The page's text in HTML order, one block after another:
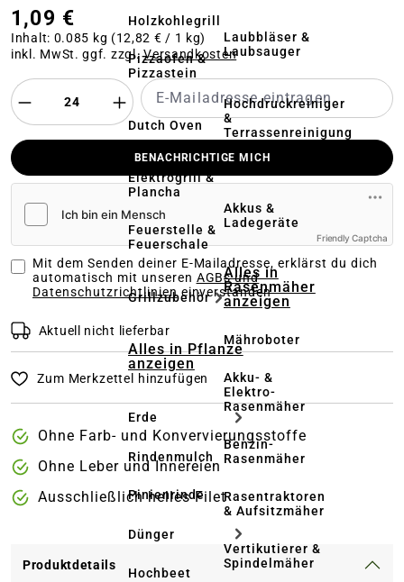
Holzkohlegrill
Pizzaofen &
Pizzastein
Dutch Oven
Elektrogrill &
Plancha
Feuerstelle &
Feuerschale
Grillzubehör
Alles in Pflanze
anzeigen
Erde
Rindenmulch
Pinienrinde
Dünger
Hochbeet
Laubbläser &
Laubsauger
Hochdruckreiniger
&
Terrassenreinigung
Akkus &
Ladegeräte
Alles in
Rasenmäher
anzeigen
Mähroboter
Akku- &
Elektro-
Rasenmäher
Benzin-
Rasenmäher
Rasentraktoren
& Aufsitzmäher
Vertikutierer &
Spindelmäher
1,09 €
Inhalt: 0.085 kg (12,82 € / 1 kg)
inkl. MwSt. ggf. zzgl.Versandkosten
BENACHRICHTIGE MICH
Friendly Captcha
Mit dem Senden deiner E-Mailadresse, erklärst du dich
automatisch mit unseren AGBs und
Datenschutzrichtlinieneinverstanden
Aktuell nicht lieferbar
Zum Merkzettel hinzufügen
Ohne Farb- und Konvervierungsstoffe
Ohne Leber und Innereien
Ausschließlich helles Filet
Produktdetails